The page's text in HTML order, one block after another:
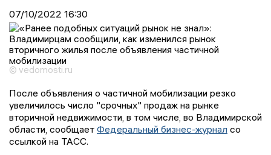
07/10/2022 16:30
© vedomosti.ru
После объявления о частичной мобилизации резко
увеличилось число "срочных" продаж на рынке
вторичной недвижимости, в том числе, во Владимирской
области, сообщает Федеральный бизнес-журнал со
ссылкой на ТАСС.